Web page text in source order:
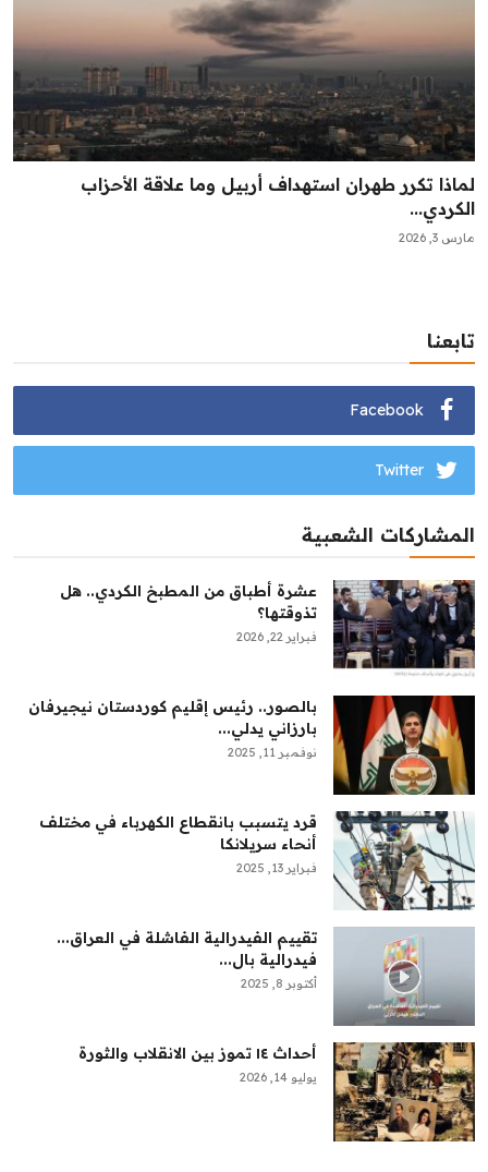
لماذا تكرر طهران استهداف أربيل وما علاقة الأحزاب
الكردي...
مارس 3, 2026
تابعنا
Facebook
Twitter
المشاركات الشعبية
عشرة أطباق من المطبخ الكردي.. هل
تذوقتها؟
فبراير 22, 2026
بالصور.. رئيس إقليم كوردستان نيجيرفان
بارزاني يدلي...
نوفمبر 11, 2025
قرد يتسبب بانقطاع الكهرباء في مختلف
أنحاء سريلانكا
فبراير 13, 2025
تقييم الفيدرالية الفاشلة في العراق...
فيدرالية بال...
أكتوبر 8, 2025
أحداث ١٤ تموز بين الانقلاب والثورة
يوليو 14, 2026